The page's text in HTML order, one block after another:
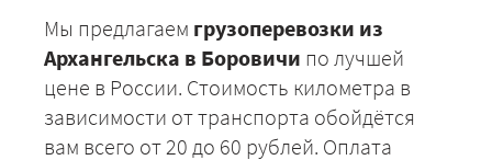
Мы предлагаем грузоперевозки из
Архангельска в Боровичи по лучшей
цене в России. Стоимость километра в
зависимости от транспорта обойдётся
вам всего от 20 до 60 рублей. Оплата